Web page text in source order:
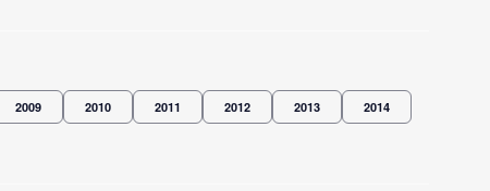
2009 2010 2011 2012 2013 2014